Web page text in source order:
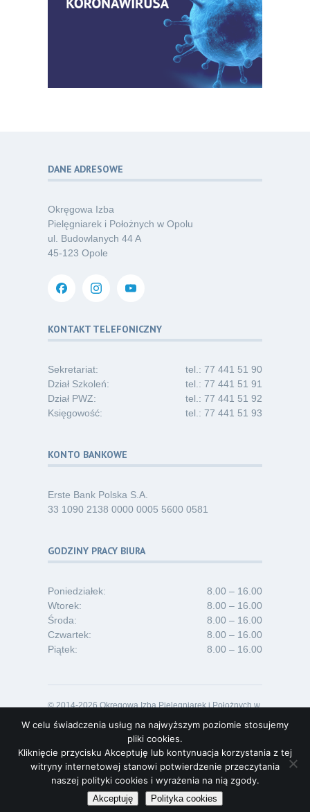
06
Zaproszenie na Ogólnopolską
Konferencję Naukową „Terminologia
w pielęgniarstwie – komunikacja,
standaryzacja, praktyka”
06
Poza sezonem, poza schematem –
o nowym spojrzeniu na profilaktykę
Kategoria:
03
Oferta pracy – pielęgniarka/pielęgniarz
w opiece długoterminowej (Nysa)
06.26
i absolwentów pielęgniarstwa
Kategoria:Komunikaty
DANE ADRESOWE
Okręgowa Izba
Pielęgniarek i Położnych w Opolu
ul. Budowlanych 44 A
45-123 Opole
KONTAKT TELEFONICZNY
Sekretariat:
tel.: 77 441 51 90
Dział Szkoleń:
tel.: 77 441 51 91
Dział PWZ:
tel.: 77 441 51 92
Księgowość:
tel.: 77 441 51 93
KONTO BANKOWE
Erste Bank Polska S.A.
33 1090 2138 0000 0005 5600 0581
GODZINY PRACY BIURA
Poniedziałek:
8.00 – 16.00
Wtorek:
8.00 – 16.00
Środa:
8.00 – 16.00
Czwartek:
8.00 – 16.00
Piątek:
8.00 – 16.00
© 2014-2026 Okręgowa Izba Pielęgniarek i Położnych w
Projekt i realizacja:Lideon.pl
W celu świadczenia usług na najwyższym poziomie stosujemy
pliki cookies.
Kliknięcie przycisku Akceptuję lub kontynuacja korzystania z tej
witryny internetowej stanowi potwierdzenie przeczytania
naszej polityki cookies i wyrażenia na nią zgody.
Akceptuję Polityka cookies